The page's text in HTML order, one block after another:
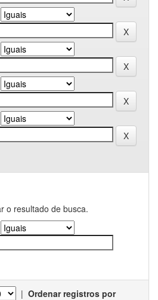
o resultado de busca.
| Ordenar registros por